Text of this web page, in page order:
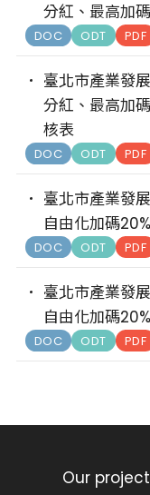
分紅、最高加
DOC ODT PDF
臺北市產業發
分紅、最高加
核表
DOC ODT PDF
臺北市產業發
自由化加碼
DOC ODT PDF
臺北市產業發
自由化加碼
DOC ODT PDF
Our project